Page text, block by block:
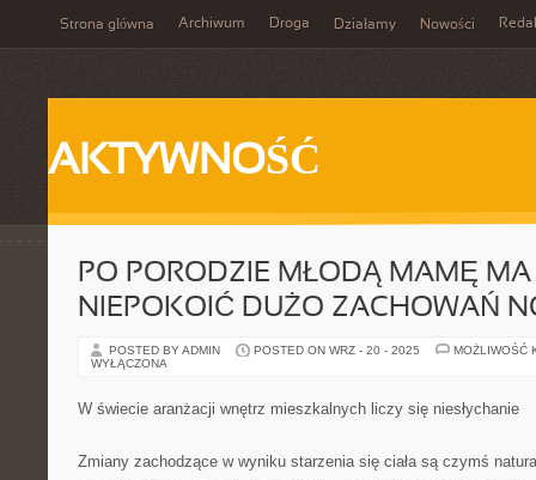
Strona główna Archiwum Droga Działamy Nowości
AKTYWNOŚĆ
PO PORODZIE MŁODĄ MAMĘ
NIEPOKOIĆ DUŻO ZACHOWAŃ
POSTED BY ADMIN POSTED ON WRZ - 20 - 2025
MOŻLIWOŚĆ
WYŁĄCZONA
W świecie aranżacji wnętrz mieszkalnych liczy się niesłychanie
Zmiany zachodzące w wyniku starzenia się ciała są czymś